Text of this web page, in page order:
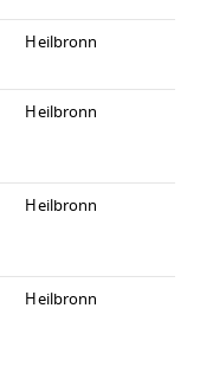
Heilbronn
Heilbronn
Heilbronn
Heilbronn